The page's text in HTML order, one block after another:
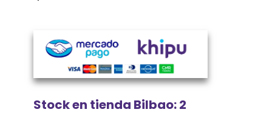
Stock en tienda Bilbao: 2